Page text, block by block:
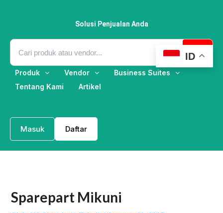
Solusi Penjualan Anda
Produk Vendor
Business Suites
Tentang Kami
Artikel
Masuk Daftar
Sparepart Mikuni
ID